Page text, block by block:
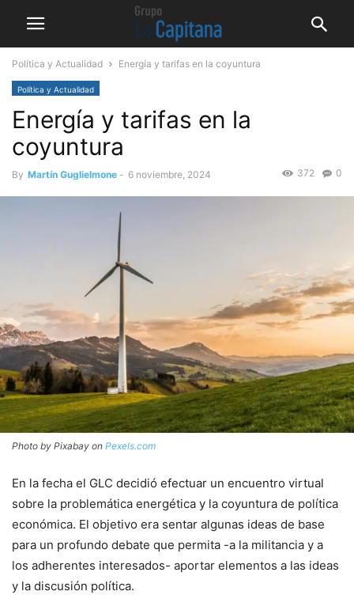
Política y Actualidad Energía y tarifas en la coyuntura
Política y Actualidad
Energía y tarifas en la
coyuntura
By Martín Guglielmone - 6 noviembre, 2024 0
372
Photo by Pixabay on Pexels.com
En la fecha el GLC decidió efectuar un encuentro virtual
sobre la problemática energética y la coyuntura de política
económica. El objetivo era sentar algunas ideas de base
para un profundo debate que permita -a la militancia y a
los adherentes interesados- aportar elementos a las ideas
y la discusión política.